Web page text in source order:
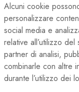
Alcuni cookie
personalizzare
social media e
relative all’utilizzo
partner di analisi,
combinarle con altre
durante l’utilizzo dei